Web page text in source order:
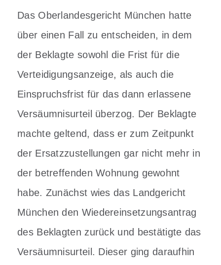
Das Oberlandesgericht München hatte
über einen Fall zu entscheiden, in dem
der Beklagte sowohl die Frist für die
Verteidigungsanzeige, als auch die
Einspruchsfrist für das dann erlassene
Versäumnisurteil überzog. Der Beklagte
machte geltend, dass er zum Zeitpunkt
der Ersatzzustellungen gar nicht mehr in
der betreffenden Wohnung gewohnt
habe. Zunächst wies das Landgericht
München den Wiedereinsetzungsantrag
des Beklagten zurück und bestätigte das
Versäumnisurteil. Dieser ging daraufhin